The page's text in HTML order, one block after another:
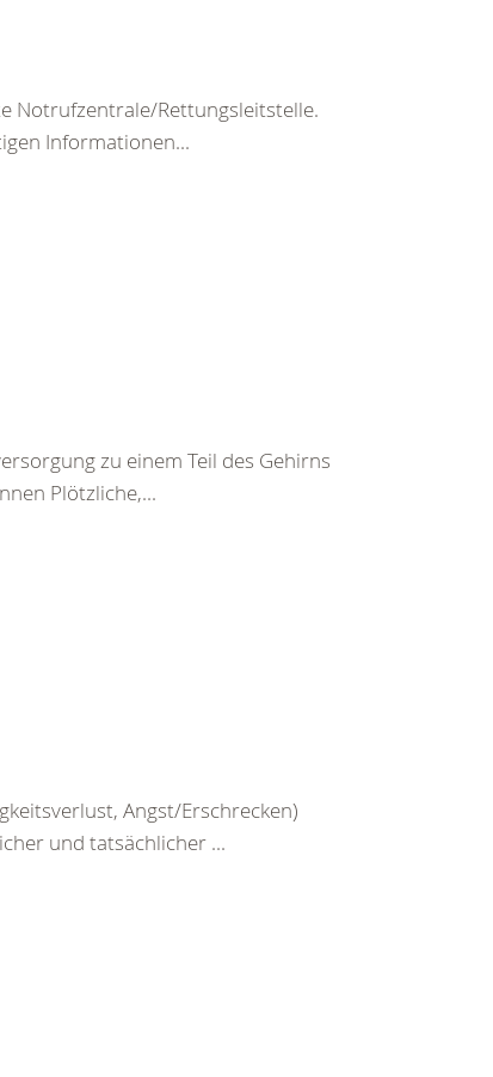
Notrufzentrale/Rettungsleitstelle.
Informationen...
zu einem Teil des Gehirns
Plötzliche,...
Angst/Erschrecken)
und tatsächlicher ...